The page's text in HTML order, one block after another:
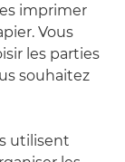
imprimer
Vous
les parties
souhaitez
utilisent